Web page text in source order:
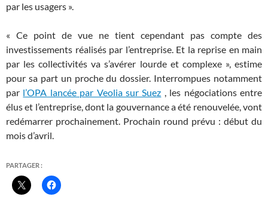
par les usagers ».
« Ce point de vue ne tient cependant pas compte des
investissements réalisés par l’entreprise. Et la reprise en main
par les collectivités va s’avérer lourde et complexe », estime
pour sa part un proche du dossier. Interrompues notamment
par l’OPA lancée par Veolia sur Suez , les négociations entre
élus et l’entreprise, dont la gouvernance a été renouvelée, vont
redémarrer prochainement. Prochain round prévu : début du
mois d’avril.
PARTAGER :